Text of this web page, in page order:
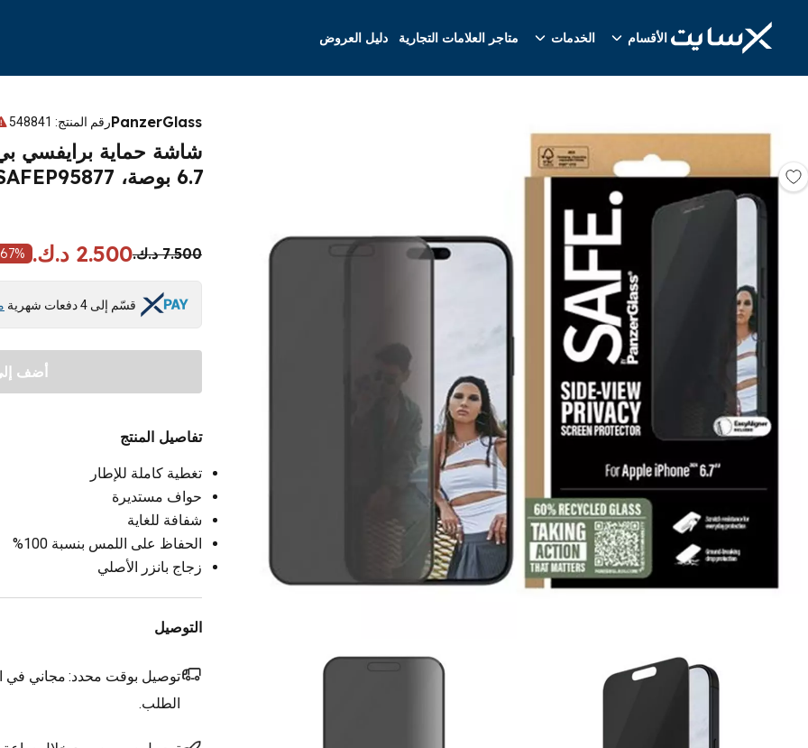
الأقسام الخدمات متاجر العلامات التجارية دليل العروض
PanzerGlassرقم المنتج:
548841
6.7 بوصة، SAFEP95877
7.500 د.ك. 2.500 د.ك. 67%
قسّم إلى 4 دفعات شهرية
أضف
تفاصيل المنتج
تغطية كاملة للإطار
حواف مستديرة
شفافة للغاية
الحفاظ على اللمس بنسبة 100%
زجاج بانزر الأصلي
التوصيل
توصيل بوقت محدد: مجاني في
الطلب.